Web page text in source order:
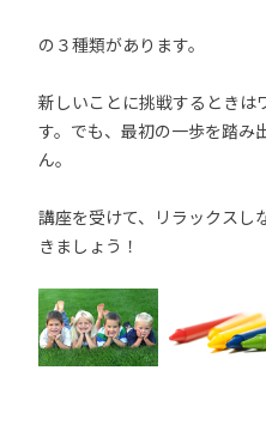
の３種類があります。
新しいことに挑戦するときは
す。でも、最初の一歩を踏み
ん。
講座を受けて、リラックスし
きましょう！